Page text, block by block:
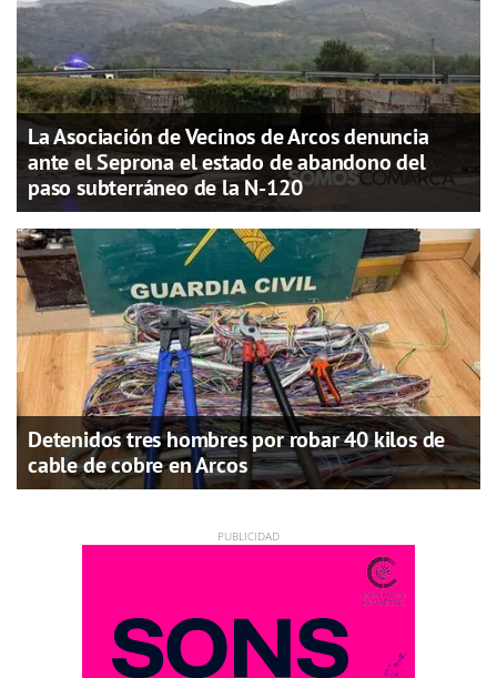
La Asociación de Vecinos de Arcos denuncia
ante el Seprona el estado de abandono del
paso subterráneo de la N-120
Detenidos tres hombres por robar 40 kilos de
cable de cobre en Arcos